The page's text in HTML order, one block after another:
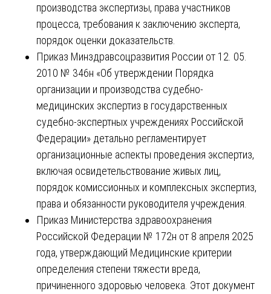
производства экспертизы, права участников
процесса, требования к заключению эксперта,
порядок оценки доказательств.
Приказ Минздравсоцразвития России от 12. 05.
2010 № 346н «Об утверждении Порядка
организации и производства судебно-
медицинских экспертиз в государственных
судебно-экспертных учреждениях Российской
Федерации» детально регламентирует
организационные аспекты проведения экспертиз,
включая освидетельствование живых лиц,
порядок комиссионных и комплексных экспертиз,
права и обязанности руководителя учреждения.
Приказ Министерства здравоохранения
Российской Федерации № 172н от 8 апреля 2025
года, утверждающий Медицинские критерии
определения степени тяжести вреда,
причиненного здоровью человека. Этот документ